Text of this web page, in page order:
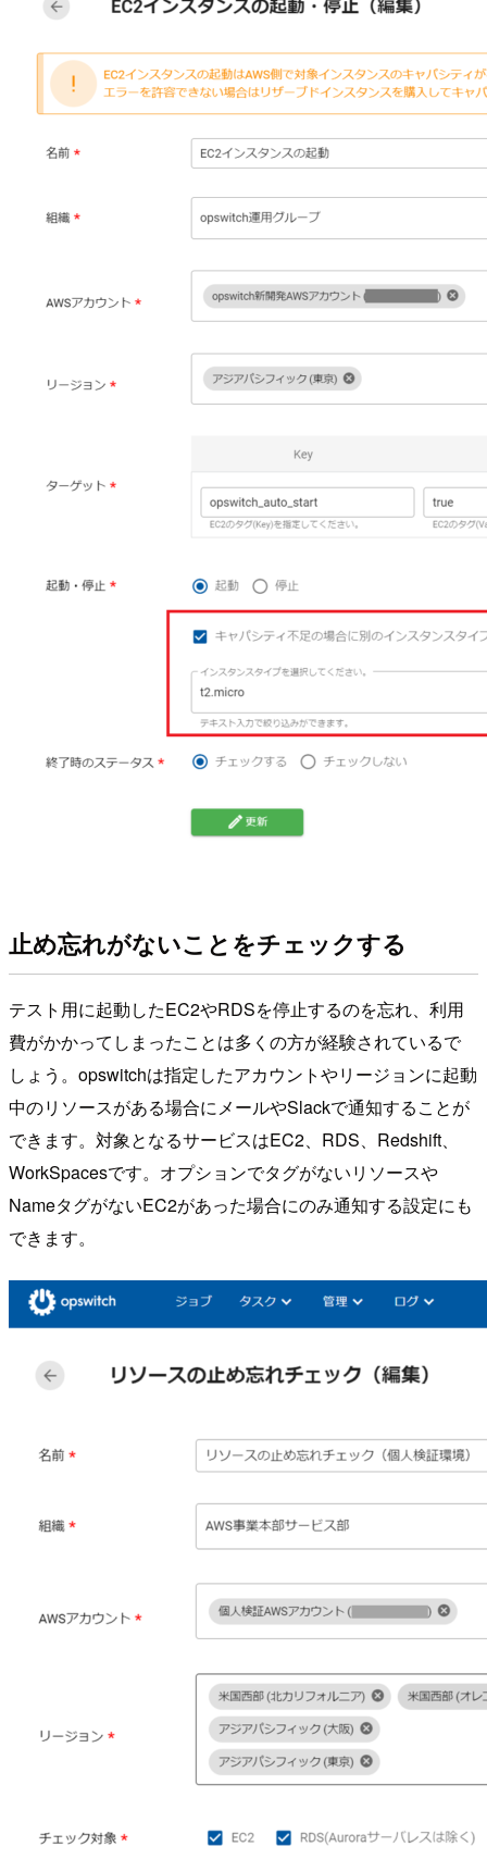
止め忘れがないことをチェックする
テスト用に起動したEC2やRDSを停止するのを忘れ、利用
費がかかってしまったことは多くの方が経験されているで
しょう。opswitchは指定したアカウントやリージョンに起動
中のリソースがある場合にメールやSlackで通知することが
できます。対象となるサービスはEC2、RDS、Redshift、
WorkSpacesです。オプションでタグがないリソースや
NameタグがないEC2があった場合にのみ通知する設定にも
できます。